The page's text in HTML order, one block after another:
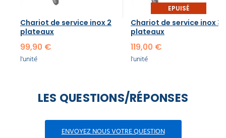
Chariot de service inox 2
plateaux
99,90 €
l'unité
EPUISÉ
Chariot de service inox 3
plateaux
119,00 €
l'unité
LES QUESTIONS/RÉPONSES
ENVOYEZ NOUS VOTRE QUESTION